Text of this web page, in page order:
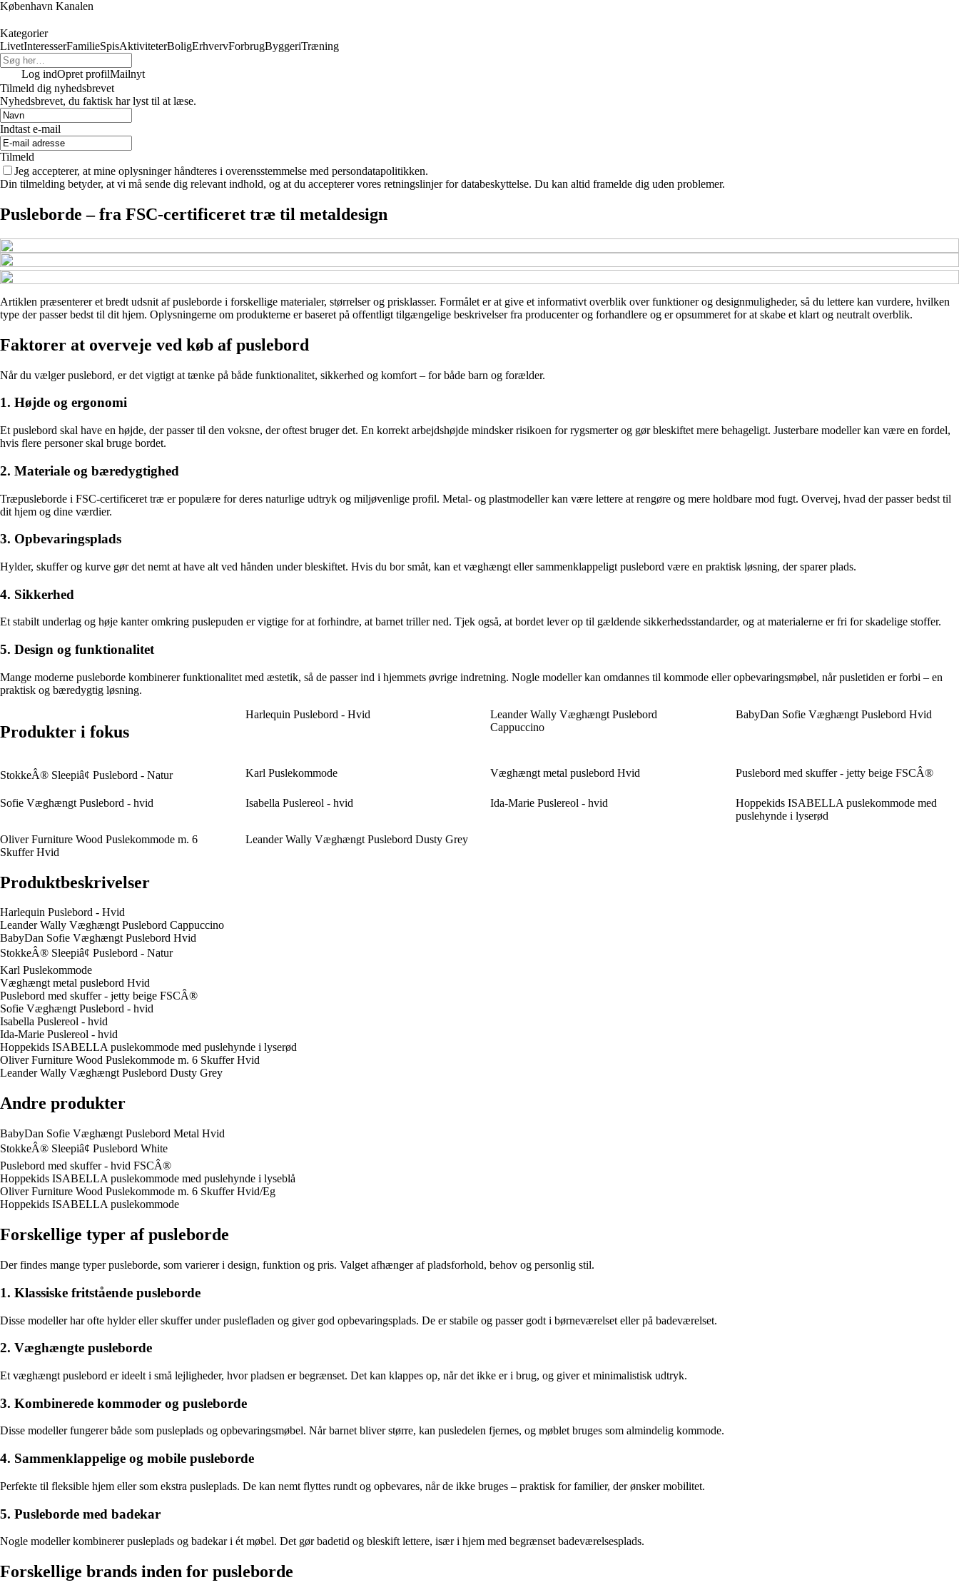
København Kanalen
Kategorier
LivetInteresserFamilieSpisAktiviteterBoligErhvervForbrugByggeriTræning
Log indOpret profilMailnyt
Tilmeld dig nyhedsbrevet
Nyhedsbrevet, du faktisk har lyst til at læse.
Indtast e-mail
Tilmeld
Jeg accepterer, at mine oplysninger håndteres i overensstemmelse med persondatapolitikken.
Din tilmelding betyder, at vi må sende dig relevant indhold, og at du accepterer vores retningslinjer for databeskyttelse. Du kan altid framelde dig uden problemer.
Pusleborde – fra FSC-certificeret træ til metaldesign
Artiklen præsenterer et bredt udsnit af pusleborde i forskellige materialer, størrelser og prisklasser. Formålet er at give et informativt overblik over funktioner og designmuligheder, så du lettere kan vurdere, hvilken
type der passer bedst til dit hjem. Oplysningerne om produkterne er baseret på offentligt tilgængelige beskrivelser fra producenter og forhandlere og er opsummeret for at skabe et klart og neutralt overblik.
Faktorer at overveje ved køb af puslebord
Når du vælger puslebord, er det vigtigt at tænke på både funktionalitet, sikkerhed og komfort – for både barn og forælder.
1. Højde og ergonomi
Et puslebord skal have en højde, der passer til den voksne, der oftest bruger det. En korrekt arbejdshøjde mindsker risikoen for rygsmerter og gør bleskiftet mere behageligt. Justerbare modeller kan være en fordel,
hvis flere personer skal bruge bordet.
2. Materiale og bæredygtighed
Træpusleborde i FSC-certificeret træ er populære for deres naturlige udtryk og miljøvenlige profil. Metal- og plastmodeller kan være lettere at rengøre og mere holdbare mod fugt. Overvej, hvad der passer bedst til
dit hjem og dine værdier.
3. Opbevaringsplads
Hylder, skuffer og kurve gør det nemt at have alt ved hånden under bleskiftet. Hvis du bor småt, kan et væghængt eller sammenklappeligt puslebord være en praktisk løsning, der sparer plads.
4. Sikkerhed
Et stabilt underlag og høje kanter omkring puslepuden er vigtige for at forhindre, at barnet triller ned. Tjek også, at bordet lever op til gældende sikkerhedsstandarder, og at materialerne er fri for skadelige stoffer.
5. Design og funktionalitet
Mange moderne pusleborde kombinerer funktionalitet med æstetik, så de passer ind i hjemmets øvrige indretning. Nogle modeller kan omdannes til kommode eller opbevaringsmøbel, når pusletiden er forbi – en
praktisk og bæredygtig løsning.
Produkter i fokus
Harlequin Puslebord - Hvid
Leander Wally Væghængt Puslebord
Cappuccino
BabyDan Sofie Væghængt Puslebord Hvid
StokkeÂ® Sleepiâ¢ Puslebord - Natur Karl Puslekommode Væghængt metal puslebord Hvid Puslebord med skuffer - jetty beige FSCÂ®
Sofie Væghængt Puslebord - hvid Isabella Puslereol - hvid Ida-Marie Puslereol - hvid
Hoppekids ISABELLA puslekommode med
puslehynde i lyserød
Oliver Furniture Wood Puslekommode m. 6
Skuffer Hvid
Leander Wally Væghængt Puslebord Dusty Grey
Produktbeskrivelser
Harlequin Puslebord - Hvid
Leander Wally Væghængt Puslebord Cappuccino
BabyDan Sofie Væghængt Puslebord Hvid
StokkeÂ® Sleepiâ¢ Puslebord - Natur
Karl Puslekommode
Væghængt metal puslebord Hvid
Puslebord med skuffer - jetty beige FSCÂ®
Sofie Væghængt Puslebord - hvid
Isabella Puslereol - hvid
Ida-Marie Puslereol - hvid
Hoppekids ISABELLA puslekommode med puslehynde i lyserød
Oliver Furniture Wood Puslekommode m. 6 Skuffer Hvid
Leander Wally Væghængt Puslebord Dusty Grey
Andre produkter
BabyDan Sofie Væghængt Puslebord Metal Hvid
StokkeÂ® Sleepiâ¢ Puslebord White
Puslebord med skuffer - hvid FSCÂ®
Hoppekids ISABELLA puslekommode med puslehynde i lyseblå
Oliver Furniture Wood Puslekommode m. 6 Skuffer Hvid/Eg
Hoppekids ISABELLA puslekommode
Forskellige typer af pusleborde
Der findes mange typer pusleborde, som varierer i design, funktion og pris. Valget afhænger af pladsforhold, behov og personlig stil.
1. Klassiske fritstående pusleborde
Disse modeller har ofte hylder eller skuffer under puslefladen og giver god opbevaringsplads. De er stabile og passer godt i børneværelset eller på badeværelset.
2. Væghængte pusleborde
Et væghængt puslebord er ideelt i små lejligheder, hvor pladsen er begrænset. Det kan klappes op, når det ikke er i brug, og giver et minimalistisk udtryk.
3. Kombinerede kommoder og pusleborde
Disse modeller fungerer både som pusleplads og opbevaringsmøbel. Når barnet bliver større, kan pusledelen fjernes, og møblet bruges som almindelig kommode.
4. Sammenklappelige og mobile pusleborde
Perfekte til fleksible hjem eller som ekstra pusleplads. De kan nemt flyttes rundt og opbevares, når de ikke bruges – praktisk for familier, der ønsker mobilitet.
5. Pusleborde med badekar
Nogle modeller kombinerer pusleplads og badekar i ét møbel. Det gør badetid og bleskift lettere, især i hjem med begrænset badeværelsesplads.
Forskellige brands inden for pusleborde